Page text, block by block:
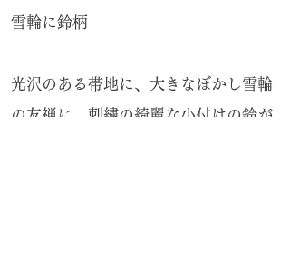
雪輪に鈴柄
光沢のある帯地に、大きなぼかし雪輪
の友禅に、刺繍の綺麗な小付けの鈴が